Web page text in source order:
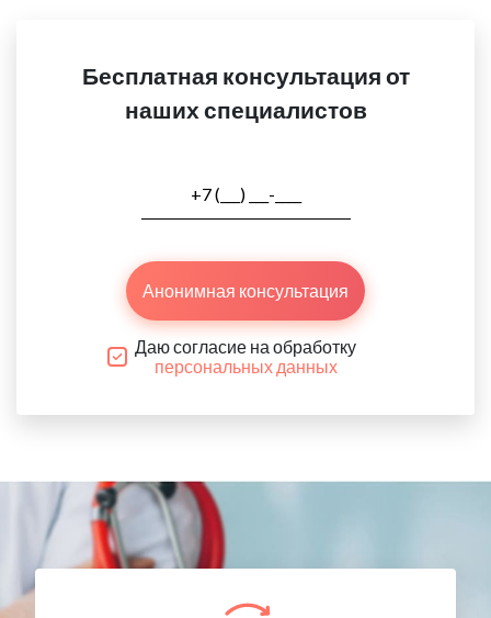
Бесплатная консультация от
наших специалистов
Анонимная консультация
Даю согласие на обработку
персональных данных